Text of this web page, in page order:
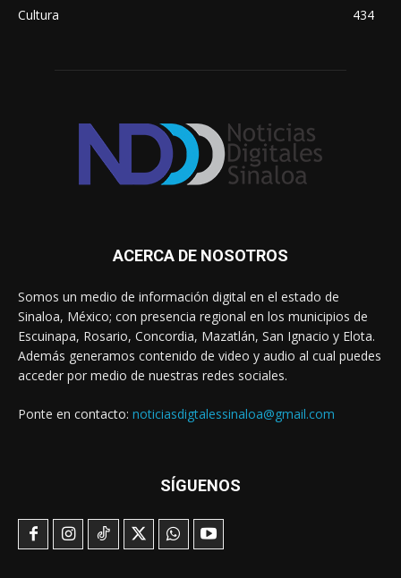
Cultura
434
ACERCA DE NOSOTROS
Somos un medio de información digital en el estado de
Sinaloa, México; con presencia regional en los municipios de
Escuinapa, Rosario, Concordia, Mazatlán, San Ignacio y Elota.
Además generamos contenido de video y audio al cual puedes
acceder por medio de nuestras redes sociales.
Ponte en contacto: noticiasdigtalessinaloa@gmail.com
SÍGUENOS